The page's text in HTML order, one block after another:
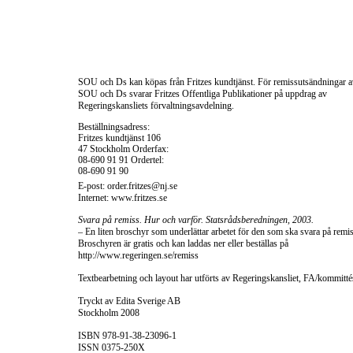
SOU och Ds kan köpas från Fritzes kundtjänst. För remissutsändningar
SOU och Ds svarar Fritzes Offentliga Publikationer på uppdrag av
Regeringskansliets förvaltningsavdelning.
Beställningsadress:
Fritzes kundtjänst 106
47 Stockholm Orderfax:
08-690 91 91 Ordertel:
08-690 91 90
E-post: order.fritzes@nj.se
Internet: www.fritzes.se
Svara på remiss. Hur och varför. Statsrådsberedningen, 2003.
– En liten broschyr som underlättar arbetet för den som ska svara på
Broschyren är gratis och kan laddas ner eller beställas på
http://www.regeringen.se/remiss
Textbearbetning och layout har utförts av Regeringskansliet, FA/
Tryckt av Edita Sverige AB
Stockholm 2008
ISBN 978-91-38-23096-1
ISSN 0375-250X